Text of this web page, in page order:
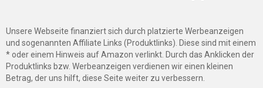
Unsere Webseite finanziert sich durch platzierte Werbeanzeigen
und sogenannten Affiliate Links (Produktlinks). Diese sind mit einem
* oder einem Hinweis auf Amazon verlinkt. Durch das Anklicken der
Produktlinks bzw. Werbeanzeigen verdienen wir einen kleinen
Betrag, der uns hilft, diese Seite weiter zu verbessern.